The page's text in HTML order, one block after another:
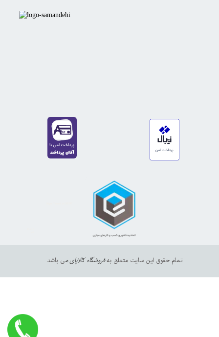
تمام حقوق این سایت متعلق بهفروشگاه کالاپای می باشد.